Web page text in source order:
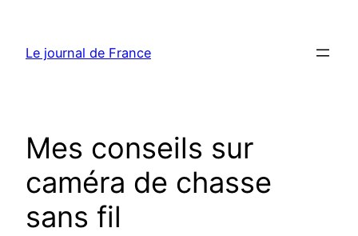
contenu
Le journal de France
Mes conseils sur
caméra de chasse
sans fil